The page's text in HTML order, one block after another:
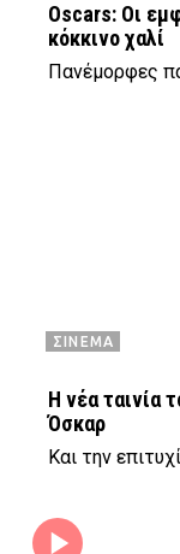
Oscars: Οι
κόκκινο χαλί
Πανέμορφες
ΣΙΝΕΜΑ
Η νέα ταινία
Όσκαρ
Και την